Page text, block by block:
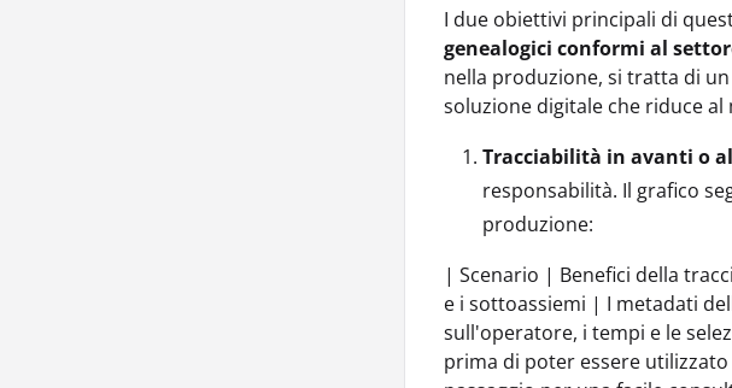
I due obiettivi principali di
genealogici conformi al
nella produzione, si tratta di
soluzione digitale che riduce
Tracciabilità in avanti o
responsabilità. Il grafico
produzione:
| Scenario | Benefici della
e i sottoassiemi | I metadati
sull'operatore, i tempi e le
prima di poter essere